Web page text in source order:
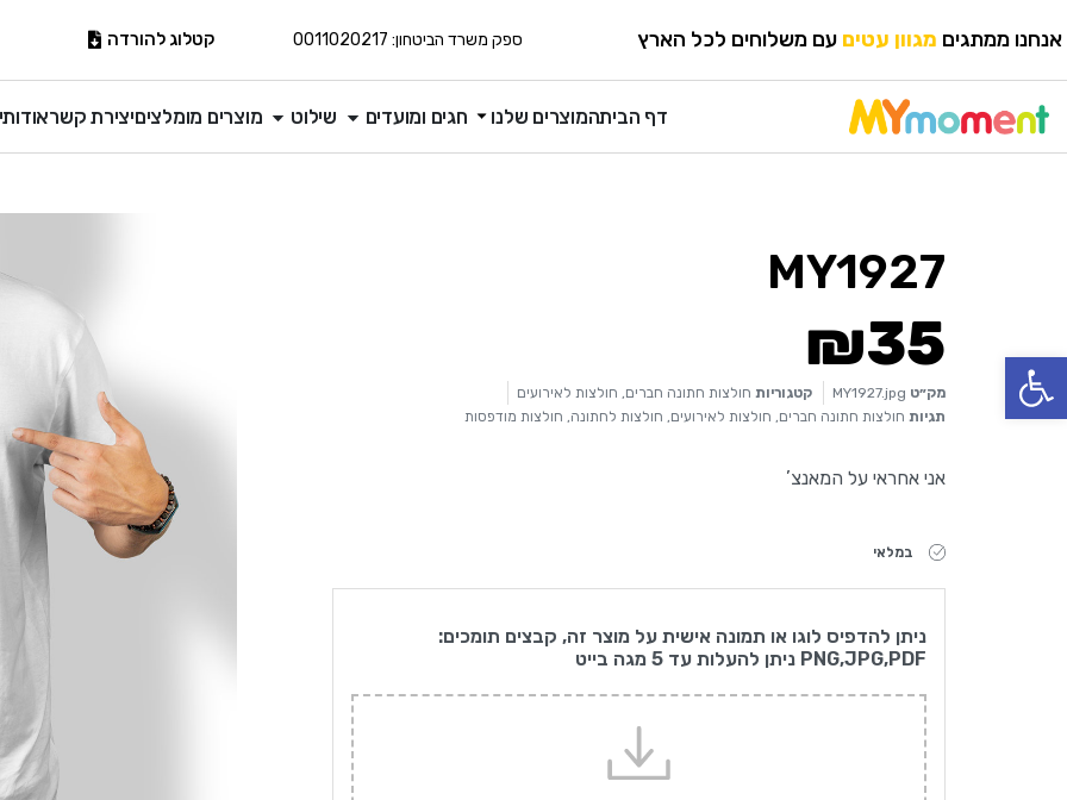
פתח סרגל נגישות
אנחנו ממתגים מגוון עטים עם משלוחים לכל הארץ ספק משרד הביטחון: 0011020217 קטלוג להורדה
דף הביתהמוצרים שלנו חגים ומועדים שילוט מוצרים מומלציםיצירת קשר
MY1927
₪35
מק״ט MY1927.jpg קטגוריות חולצות חתונה חברים, חולצות לאירועים
תגיות חולצות חתונה חברים, חולצות לאירועים, חולצות לחתונה, חולצות מודפסות
אני אחראי על המאנצ’
במלאי
ניתן להדפיס לוגו או תמונה אישית על מוצר זה, קבצים תומכים:
PNG,JPG,PDF ניתן להעלות עד 5 מגה בייט